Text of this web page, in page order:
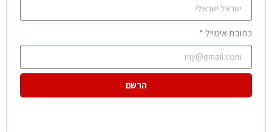
כתובת אימייל *
הרשם